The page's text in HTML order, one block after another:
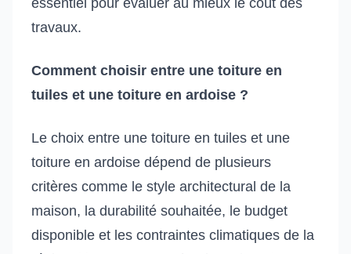
travaux.
Comment choisir entre une toiture en
tuiles et une toiture en ardoise ?
Le choix entre une toiture en tuiles et une
toiture en ardoise dépend de plusieurs
critères comme le style architectural de la
maison, la durabilité souhaitée, le budget
disponible et les contraintes climatiques de la